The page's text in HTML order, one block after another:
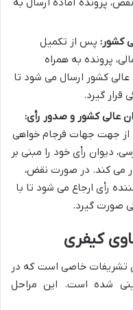
پس از تکمیل
پرونده به همراه
کشور ارسال می شود تا
قرار گیرد.
از جهت جهات فرجام خواهی
دیوان رأی خود را مبنی بر
می کند. در صورت نقض،
رأی ارجاع می شود تا با
صورت گیرد.
کیفری
تشریفات خاصی است که در
شده است. این مراحل